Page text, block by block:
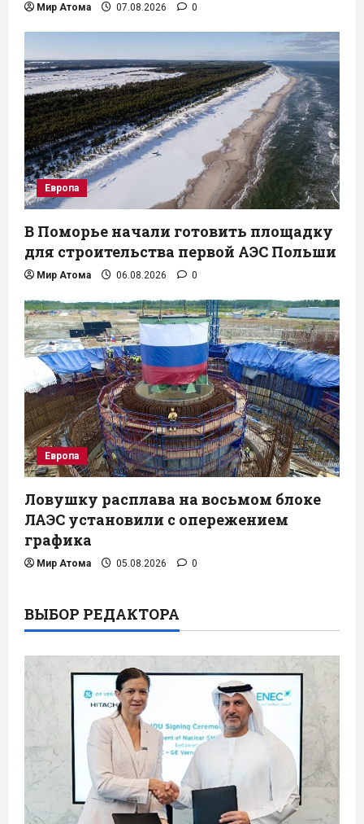
Мир Атома 07.08.2026 0
Европа
В Поморье начали готовить площадку
для строительства первой АЭС Польши
Мир Атома 06.08.2026 0
Европа
Ловушку расплава на восьмом блоке
ЛАЭС установили с опережением
графика
Мир Атома 05.08.2026 0
ВЫБОР РЕДАКТОРА